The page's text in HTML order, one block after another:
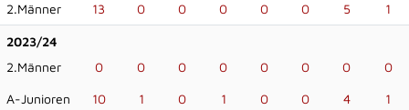
2.Männer
13 0 0 0 0 0 5 1
2023/24
2.Männer
0 0 0 0 0 0 0 0
A-Junioren 10 1 0 1 0 0 4 1